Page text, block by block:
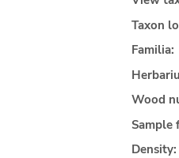
Taxon
Familia:
Wood
Sample
Density: